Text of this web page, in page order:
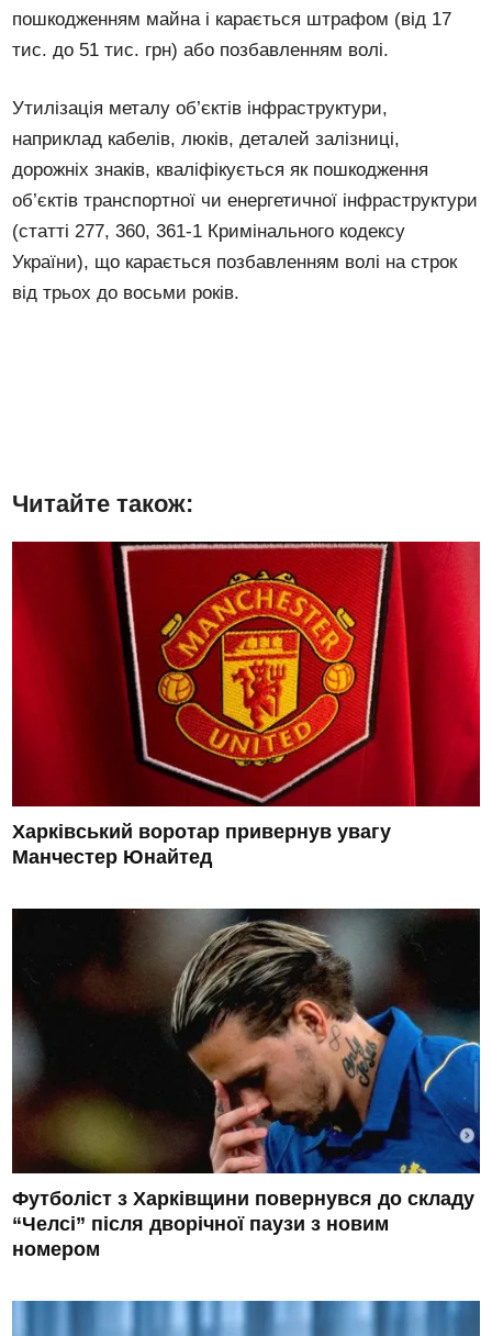
пошкодженням майна і карається штрафом (від 17
тис. до 51 тис. грн) або позбавленням волі.
Утилізація металу об’єктів інфраструктури,
наприклад кабелів, люків, деталей залізниці,
дорожніх знаків, кваліфікується як пошкодження
об’єктів транспортної чи енергетичної інфраструктури
(статті 277, 360, 361-1 Кримінального кодексу
України), що карається позбавленням волі на строк
від трьох до восьми років.
Читайте також:
Харківський воротар привернув увагу
Манчестер Юнайтед
Футболіст з Харківщини повернувся до складу
“Челсі” після дворічної паузи з новим
номером